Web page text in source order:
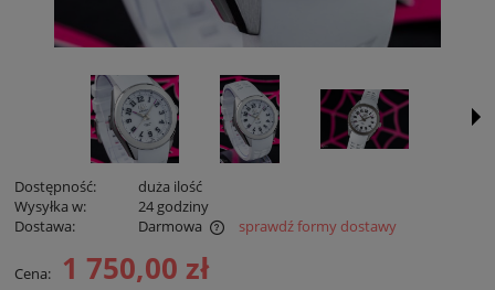
Dostępność:
duża ilość
Wysyłka w:
24 godziny
Dostawa:
Darmowa
sprawdź formy dostawy
Cena: 1 750,00 zł